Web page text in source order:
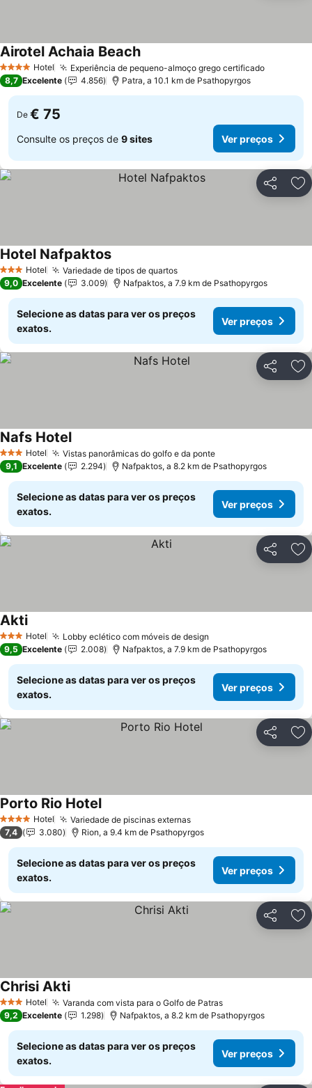
4 EstrelasHotel Experiência de pequeno-almoço grego certificadoVer
Airotel Achaia BeachVer preços
8,7 Excelente 4.856 Patra, a 10.1 km de Psathopyrgos
De € 75
Consulte os preços de 9 sites Ver preços
Partilhar
3 EstrelasHotel Variedade de tipos de quartosVer preços
Hotel NafpaktosVer preços
9,0 Excelente 3.009 Nafpaktos, a 7.9 km de Psathopyrgos
Selecione as datas para ver os preços
exatos.
Ver preços
Partilhar
3 EstrelasHotel Vistas panorâmicas do golfo e da ponteVer preços
Nafs HotelVer preços
9,1 Excelente 2.294 Nafpaktos, a 8.2 km de Psathopyrgos
Selecione as datas para ver os preços
exatos.
Ver preços
Partilhar
3 EstrelasHotel Lobby eclético com móveis de design
AktiVer preços
9,5 Excelente 2.008 Nafpaktos, a 7.9 km de Psathopyrgos
Selecione as datas para ver os preços
exatos.
Ver preços
Partilhar
4 EstrelasHotel Variedade de piscinas externasVer preços
Porto Rio HotelVer preços
7,4 3.080 Rion, a 9.4 km de Psathopyrgos
Selecione as datas para ver os preços
exatos.
Ver preços
Partilhar
3 EstrelasHotel Varanda com vista para o Golfo de PatrasVer preços
Chrisi AktiVer preços
9,2 Excelente 1.298 Nafpaktos, a 8.2 km de Psathopyrgos
Selecione as datas para ver os preços
exatos.
Ver preços